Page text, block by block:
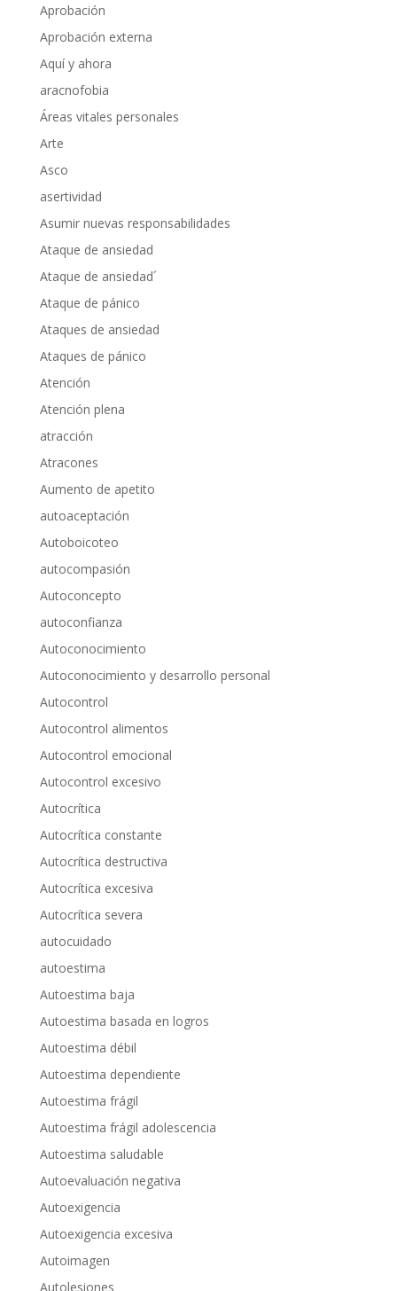
Aprobación
Aprobación externa
Aquí y ahora
aracnofobia
Áreas vitales personales
Arte
Asco
asertividad
Asumir nuevas responsabilidades
Ataque de ansiedad
Ataque de ansiedad´
Ataque de pánico
Ataques de ansiedad
Ataques de pánico
Atención
Atención plena
atracción
Atracones
Aumento de apetito
autoaceptación
Autoboicoteo
autocompasión
Autoconcepto
autoconfianza
Autoconocimiento
Autoconocimiento y desarrollo personal
Autocontrol
Autocontrol alimentos
Autocontrol emocional
Autocontrol excesivo
Autocrítica
Autocrítica constante
Autocrítica destructiva
Autocrítica excesiva
Autocrítica severa
autocuidado
autoestima
Autoestima baja
Autoestima basada en logros
Autoestima débil
Autoestima dependiente
Autoestima frágil
Autoestima frágil adolescencia
Autoestima saludable
Autoevaluación negativa
Autoexigencia
Autoexigencia excesiva
Autoimagen
Autolesiones